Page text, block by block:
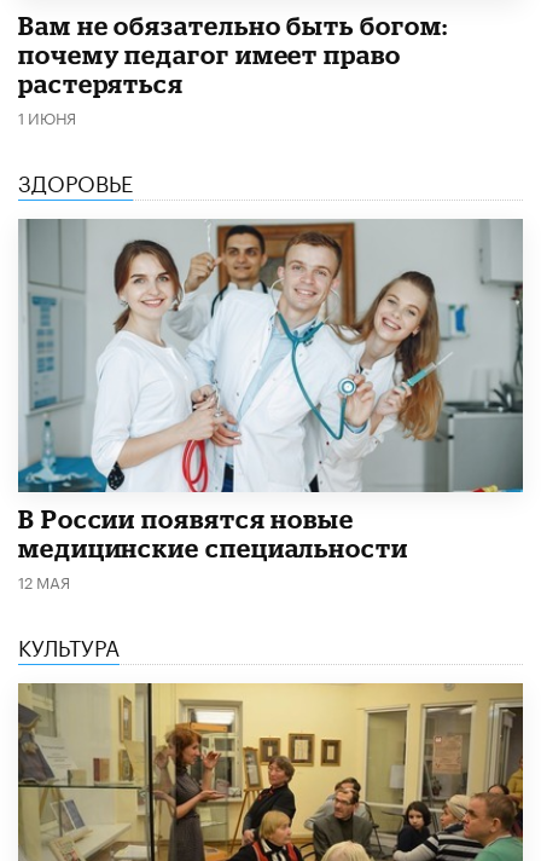
​Вам не обязательно быть богом:
почему педагог имеет право
растеряться
1 ИЮНЯ
ЗДОРОВЬЕ
В России появятся новые
медицинские специальности
12 МАЯ
КУЛЬТУРА